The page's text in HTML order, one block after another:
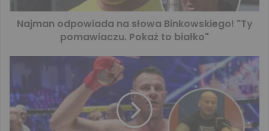
Najman odpowiada na słowa Binkowskiego! "Ty
pomawiaczu. Pokaż to białko"